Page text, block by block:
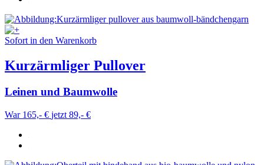
Sofort in den Warenkorb
Kurzärmliger Pullover
Leinen und Baumwolle
War 165,- € jetzt 89,- €